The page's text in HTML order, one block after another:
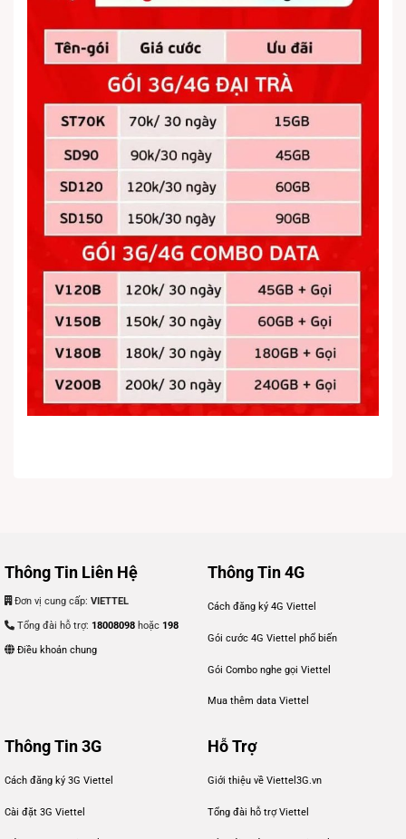
Thông Tin Liên Hệ
Đơn vị cung cấp: VIETTEL
Tổng đài hỗ trợ: 18008098 hoặc 198
Điều khoản chung
Thông Tin 4G
Cách đăng ký 4G Viettel
Gói cước 4G Viettel phổ biến
Gói Combo nghe gọi Viettel
Mua thêm data Viettel
Thông Tin 3G
Cách đăng ký 3G Viettel
Cài đặt 3G Viettel
Hỗ Trợ
Giới thiệu về Viettel3G.vn
Tổng đài hỗ trợ Viettel